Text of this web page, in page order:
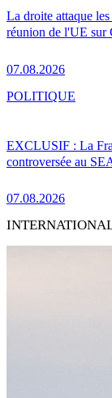
La droite attaque
réunion de l'UE sur
07.08.2026
EXCLUSIF : La
controversée au
07.08.2026
POLITIQUE